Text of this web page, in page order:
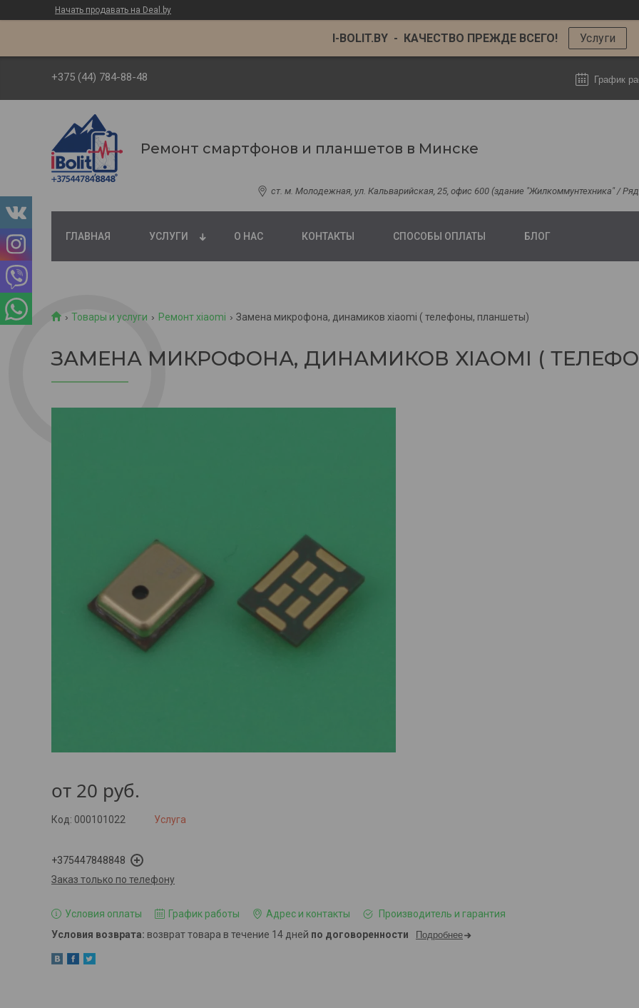
Начать продавать на Deal.by
I-BOLIT.BY - КАЧЕСТВО ПРЕЖДЕ ВСЕГО! Услуги
+375 (44) 784-88-48 График
Ремонт смартфонов и планшетов в Минске
ст. м. Молодежная, ул. Кальварийская, 25, офис 600 (здание "Жилкоммунтехника" /
ГЛАВНАЯ УСЛУГИ О НАС КОНТАКТЫ СПОСОБЫ ОПЛАТЫ БЛОГ
Товары и услуги Ремонт xiaomi Замена микрофона, динамиков xiaomi ( телефоны, планшеты)
ЗАМЕНА МИКРОФОНА, ДИНАМИКОВ XIAOMI (
от 20 руб.
Услуга
Код: 000101022
+375447848848
Заказ только по телефону
Условия оплаты График работы Адрес и контакты
Производитель и гарантия
возврат товара в течение 14 дней по договоренности Подробнее